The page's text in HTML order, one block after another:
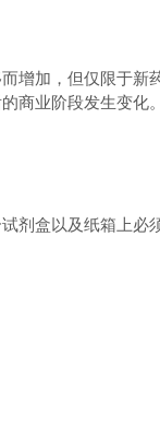
增加，但仅限于
商业阶段发生变化。
剂盒以及纸箱上必